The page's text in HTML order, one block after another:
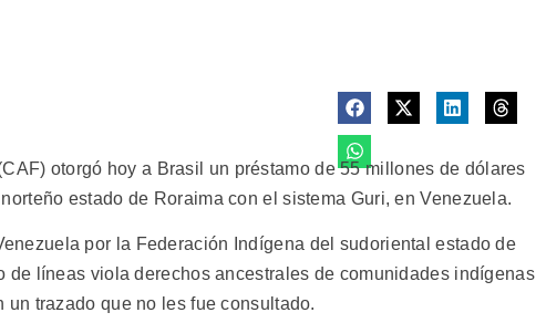
otorgó hoy a Brasil un préstamo de 55 millones de dólares
estado de Roraima con el sistema Guri, en Venezuela.
por la Federación Indígena del sudoriental estado de
de líneas viola derechos ancestrales de comunidades indígenas
trazado que no les fue consultado.